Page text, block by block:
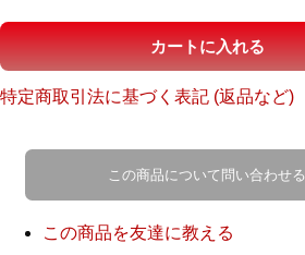
特定商取引法に基づく表記 (返品など)
この商品について問い合わせる
この商品を友達に教える